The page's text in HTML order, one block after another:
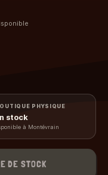
PHYSIQUE
stock
à Montévrain
DE STOCK